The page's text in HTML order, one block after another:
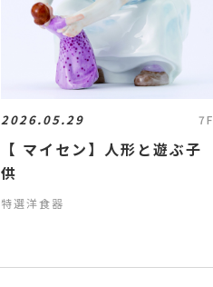
2026.05.29 7F
【 マイセン】人形と遊ぶ子
供
特選洋食器